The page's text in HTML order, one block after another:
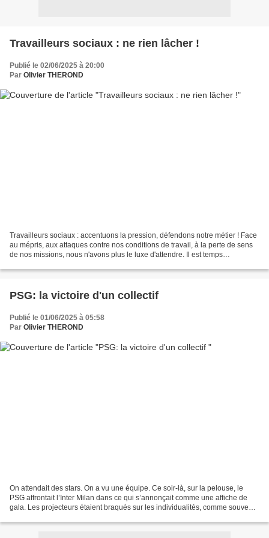
Travailleurs sociaux : ne rien lâcher !
Publié le 02/06/2025 à 20:00
Par Olivier THEROND
Travailleurs sociaux : accentuons la pression, défendons notre métier ! Face
au mépris, aux attaques contre nos conditions de travail, à la perte de sens
de nos missions, nous n'avons plus le luxe d'attendre. Il est temps
PSG: la victoire d'un collectif
Publié le 01/06/2025 à 05:58
Par Olivier THEROND
On attendait des stars. On a vu une équipe. Ce soir-là, sur la pelouse, le
PSG affrontait l’Inter Milan dans ce qui s’annonçait comme une affiche de
gala. Les projecteurs étaient braqués sur les individualités, comme souvent.